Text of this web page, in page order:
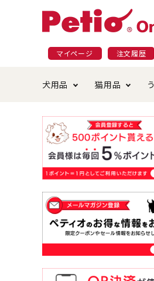
マイページ 注文履歴
犬用品
ドッグフード
ペットシーツ
おもちゃ
首輪・ハーネス・リー
猫用品
ごはん・おやつ
ベッド・ハウス・マッ
食器・給水器
替え・交換パーツ
プラクト
夜のお散歩特集
国産フード&おやつ特集
じゃらして遊ぶ
ショッピングガイド
返品・交換について